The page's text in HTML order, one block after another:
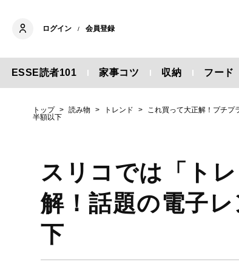
ログイン / 会員登録
ESSE読者101 家事コツ 収納 フード
トップ 読み物 トレンド これ買って大正解！プチプ
半額以下
スリコでは「ト
解！話題の電子
下